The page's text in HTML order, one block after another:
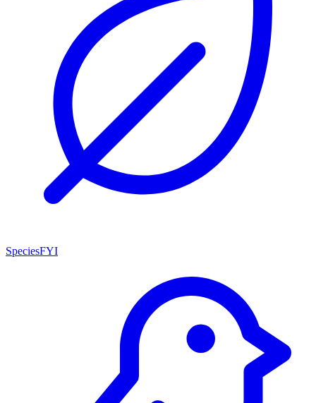
SpeciesFYI